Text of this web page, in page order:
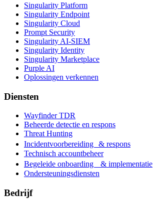
Singularity Platform
Singularity Endpoint
Singularity Cloud
Prompt Security
Singularity AI-SIEM
Singularity Identity
Singularity Marketplace
Purple AI
Oplossingen verkennen
Diensten
Wayfinder TDR
Beheerde detectie en respons
Threat Hunting
Incidentvoorbereiding & respons
Technisch accountbeheer
Begeleide onboarding & implementatie
Ondersteuningsdiensten
Bedrijf